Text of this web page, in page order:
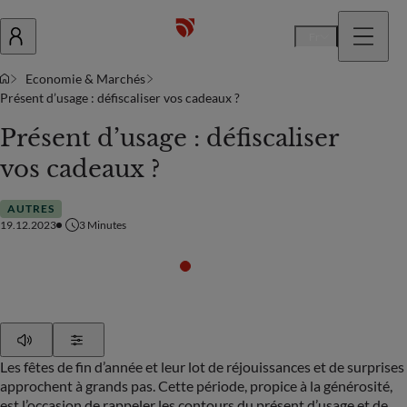
Economie & Marchés
Présent d’usage : défiscaliser vos cadeaux ?
Présent d’usage : défiscaliser
vos cadeaux ?
AUTRES
19.12.2023
3 Minutes
Les fêtes de fin d’année et leur lot de réjouissances et de surprises
approchent à grands pas. Cette période, propice à la générosité,